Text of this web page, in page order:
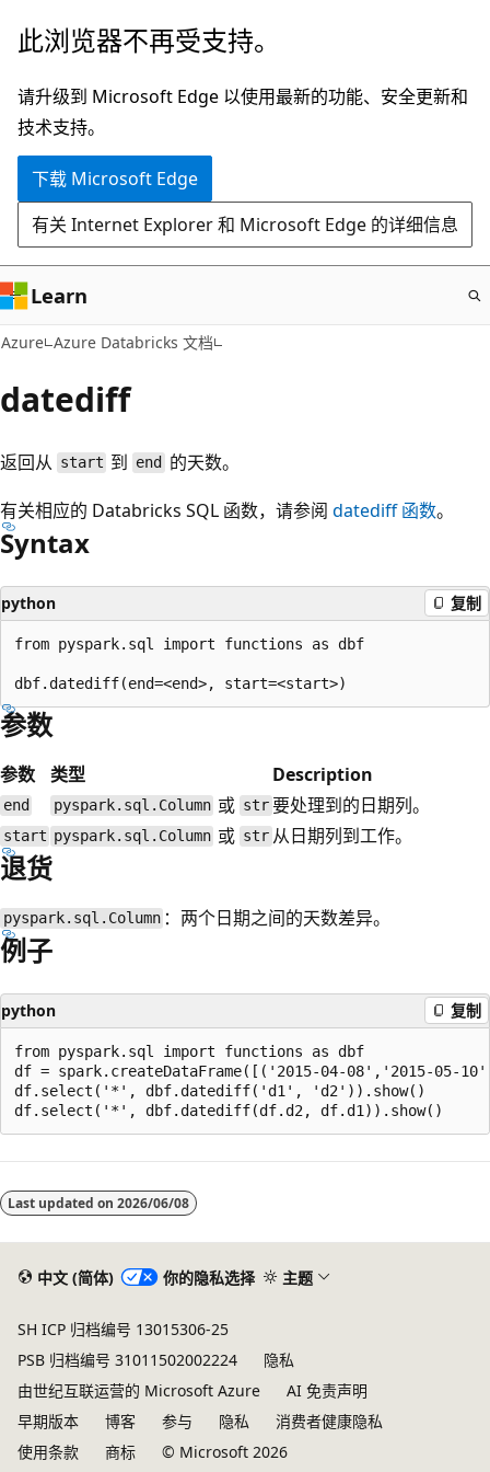
跳
主
要
内
此浏览器不再受支持。
请升级到 Microsoft Edge 以使用最新的功能、安全更新和
技术支持。
下载 Microsoft Edge
有关 Internet Explorer 和 Microsoft Edge 的详细信息
Learn
Azure Azure Databricks 文档
datediff
返回从 start 到 end 的天数。
有关相应的 Databricks SQL 函数，请参阅 datediff函数。
Syntax
python 复制
from pyspark.sql import functions as dbf
参数
参数 类型 Description
end pyspark.sql.Column 或 str要处理到的日期列。
start pyspark.sql.Column 或 str 从日期列到工作。
退货
pyspark.sql.Column ：两个日期之间的天数差异。
例子
python 复制
from pyspark.sql import functions as dbf
df = spark.createDataFrame([('2015-04-08','2015-
df.select('*', dbf.datediff('d1', 'd2')).show()
模
式
Last updated on 2026/06/08
中文 (简体) 你的隐私选择 主题
SH ICP 归档编号 13015306-25
PSB 归档编号 31011502002224
隐私
由世纪互联运营的 Microsoft Azure
AI 免责声明
早期版本
博客 参与 隐私
消费者健康隐私
使用条款
商标 © Microsoft 2026